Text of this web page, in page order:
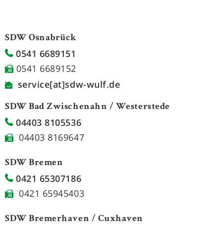
SDW Osnabrück
0541 6689151
0541 6689152
service[at]sdw-wulf.de
SDW Bad Zwischenahn / Westerstede
04403 8105536
04403 8169647
SDW Bremen
0421 65307186
0421 65945403
SDW Bremerhaven / Cuxhaven